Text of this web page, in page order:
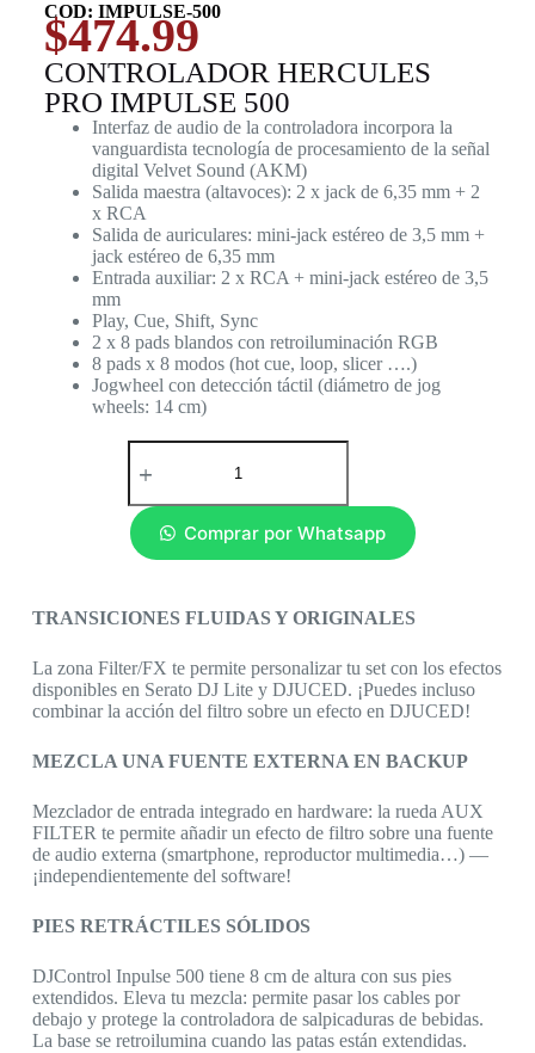
COD: IMPULSE-500
$474.99
CONTROLADOR HERCULES
PRO IMPULSE 500
Interfaz de audio de la controladora incorpora la
vanguardista tecnología de procesamiento de la señal
digital Velvet Sound (AKM)
Salida maestra (altavoces): 2 x jack de 6,35 mm + 2
x RCA
Salida de auriculares: mini-jack estéreo de 3,5 mm +
jack estéreo de 6,35 mm
Entrada auxiliar: 2 x RCA + mini-jack estéreo de 3,5
mm
Play, Cue, Shift, Sync
2 x 8 pads blandos con retroiluminación RGB
8 pads x 8 modos (hot cue, loop, slicer ….)
Jogwheel con detección táctil (diámetro de jog
wheels: 14 cm)
Comprar por Whatsapp
TRANSICIONES FLUIDAS Y ORIGINALES
La zona Filter/FX te permite personalizar tu set con los efectos
disponibles en Serato DJ Lite y DJUCED. ¡Puedes incluso
combinar la acción del filtro sobre un efecto en DJUCED!
MEZCLA UNA FUENTE EXTERNA EN BACKUP
Mezclador de entrada integrado en hardware: la rueda AUX
FILTER te permite añadir un efecto de filtro sobre una fuente
de audio externa (smartphone, reproductor multimedia…) —
¡independientemente del software!
PIES RETRÁCTILES SÓLIDOS
DJControl Inpulse 500 tiene 8 cm de altura con sus pies
extendidos. Eleva tu mezcla: permite pasar los cables por
debajo y protege la controladora de salpicaduras de bebidas.
La base se retroilumina cuando las patas están extendidas.